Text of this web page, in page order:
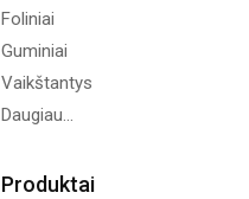
Foliniai
Guminiai
Vaikštantys
Daugiau...
Produktai